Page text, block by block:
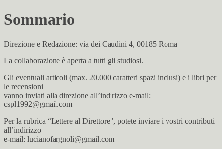
Sommario
Direzione e Redazione: via dei Caudini 4, 00185 Roma
La collaborazione è aperta a tutti gli studiosi.
Gli eventuali articoli (max. 20.000 caratteri spazi inclusi) e i libri per
le recensioni
vanno inviati alla direzione all’indirizzo e-mail:
cspl1992@gmail.com
Per la rubrica “Lettere al Direttore”, potete inviare i vostri contributi
all’indirizzo
e-mail: lucianofargnoli@gmail.com